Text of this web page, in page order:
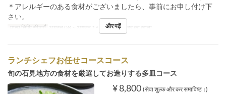
＊アレルギーのある食材がございましたら、事前にお申し付け下
さい。
मान्य तिथि सीमाएँ अगस्त 08 ~ अगस्त 16 भोजन दोपहर का खाना
और पढ़ें
ランチシェフお任せコースコース
旬の石見地方の食材を厳選してお造りする多皿コース
¥ 8,800 (सेवा शुल्क और कर समाविष्ट।)